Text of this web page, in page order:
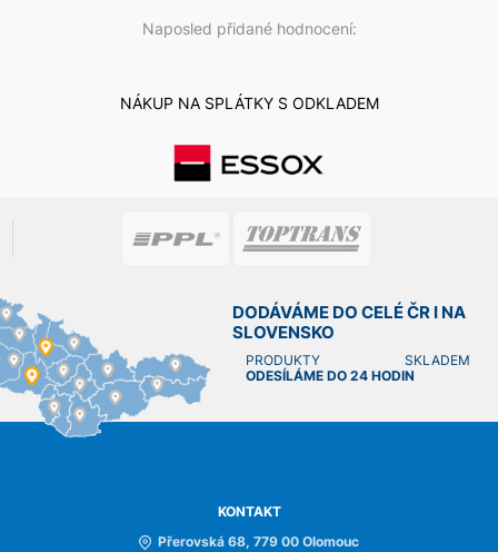
Naposled přidané hodnocení:
NÁKUP NA SPLÁTKY S ODKLADEM
DODÁVÁME DO CELÉ ČR I NA
SLOVENSKO
PRODUKTY SKLADEM
ODESÍLÁME DO 24 HODIN
KONTAKT
Přerovská 68, 779 00 Olomouc